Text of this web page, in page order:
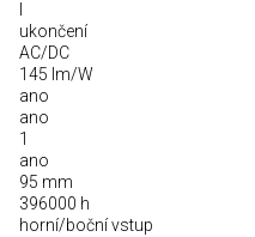
ukončení
AC/DC
145 lm/W
ano
ano
1
ano
95 mm
396000 h
horní/boční vstup